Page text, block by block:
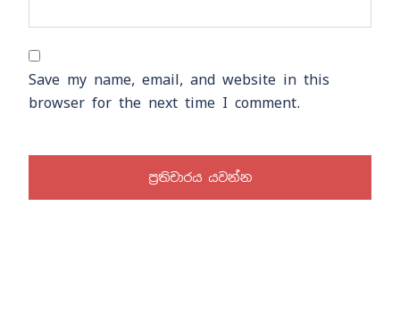
Save my name, email, and website in this
browser for the next time I comment.